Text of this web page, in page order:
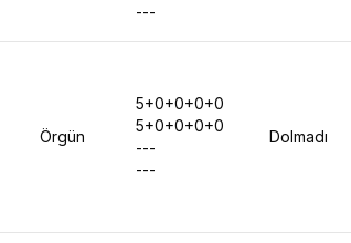
---
Örgün
5+0+0+0+0
5+0+0+0+0
---
---
Dolmadı